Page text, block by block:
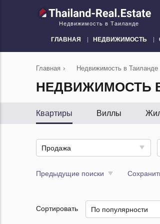
Недвижимость в Таиланде
ГЛАВНАЯ НЕДВИЖИМОСТЬ
Главная › Недвижимость в Таиланде
НЕДВИЖИМОСТЬ
Квартиры Виллы
Продажа
Предыдущие поиски
Сортировать По популярности